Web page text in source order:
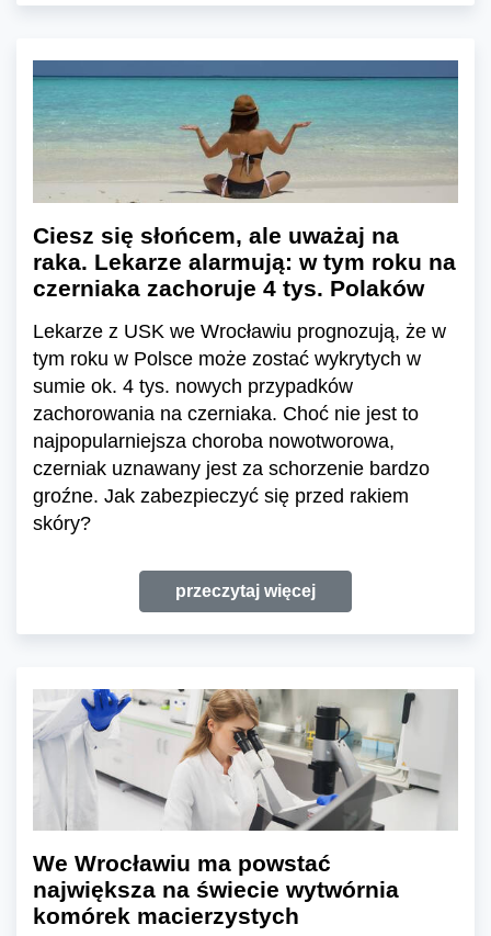
Ciesz się słońcem, ale uważaj na
raka. Lekarze alarmują: w tym roku na
czerniaka zachoruje 4 tys. Polaków
Lekarze z USK we Wrocławiu prognozują, że w
tym roku w Polsce może zostać wykrytych w
sumie ok. 4 tys. nowych przypadków
zachorowania na czerniaka. Choć nie jest to
najpopularniejsza choroba nowotworowa,
czerniak uznawany jest za schorzenie bardzo
groźne. Jak zabezpieczyć się przed rakiem
skóry?
przeczytaj więcej
We Wrocławiu ma powstać
największa na świecie wytwórnia
komórek macierzystych